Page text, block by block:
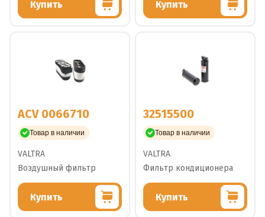
Купить Купить
ACV 0066710
Товар в наличии
VALTRA
Воздушный фильтр
Купить
32515500
Товар в наличии
VALTRA
Фильтр кондиционера
Купить